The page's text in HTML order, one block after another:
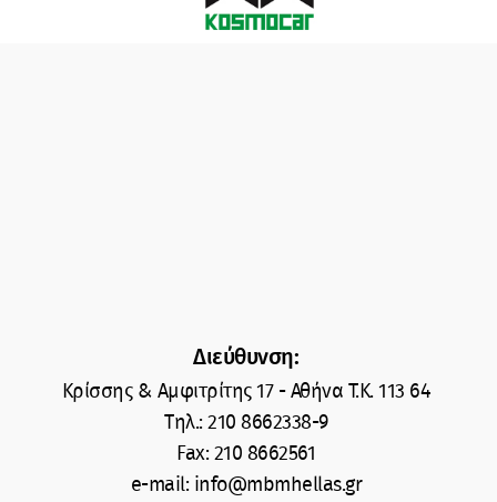
Διεύθυνση:
Κρίσσης & Αμφιτρίτης 17 - Αθήνα T.K. 113 64
Tηλ.: 210 8662338-9
Fax: 210 8662561
e-mail: info@mbmhellas.gr